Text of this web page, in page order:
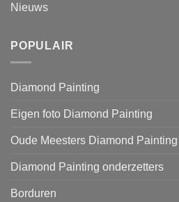
Nieuws
POPULAIR
Diamond Painting
Eigen foto Diamond Painting
Oude Meesters Diamond Painting
Diamond Painting onderzetters
Borduren